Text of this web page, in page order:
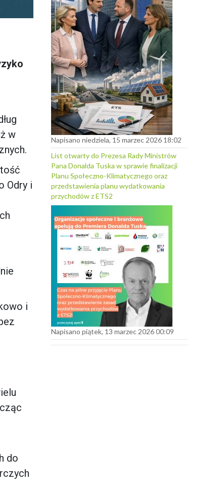
w
Odry i
i
do
Napisano niedziela, 15 marzec 2026 18:02
List otwarty do Prezesa Rady Ministrów
Pana Donalda Tuska w sprawie finalizacji
Planu Społeczno-Klimatycznego oraz
przedstawienia planu wydatkowania
przychodów z ETS2
Napisano piątek, 13 marzec 2026 00:09